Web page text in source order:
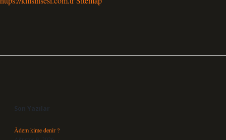
Son Yazılar
Âdem kime denir ?